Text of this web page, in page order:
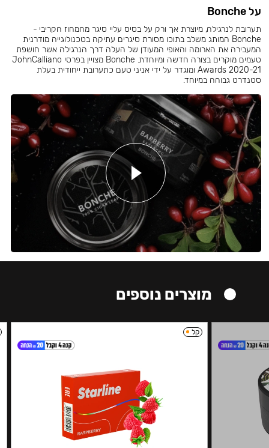
על Bonche
תערובת לנרגילה, מיוצרת אך ורק על בסיס עליי סיגר מהמחוז הקריבי -
Bonche המותג משלב בתוכו מסורת סיגרים עתיקה בטכנולוגייה מודרנית
המעבירה את הארומה והאופי המעודן של העלה דרך הנרגילה אשר חושפת
טעמים מוקרים בצורה חדשה ומיוחדת. Bonche מצויין בפרסי JohnCalliano
Awards 2020-21 ומוגדר על ידי אניני טעם כתערובת ייחודית בעלת
סטנדרט גבוהה במיוחד.
מוצרים נוספים
קל